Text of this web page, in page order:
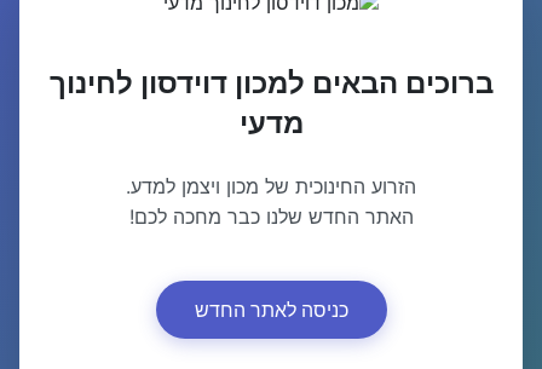
ברוכים הבאים למכון דוידסון לחינוך
מדעי
הזרוע החינוכית של מכון ויצמן למדע.
האתר החדש שלנו כבר מחכה לכם!
כניסה לאתר החדש